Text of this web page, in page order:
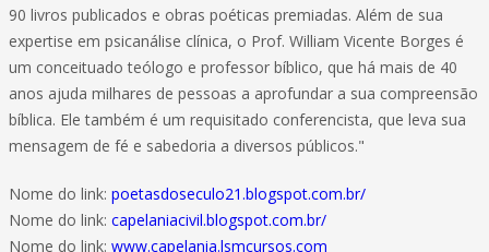
90 livros publicados e obras poéticas premiadas. Além de sua
expertise em psicanálise clínica, o Prof. William Vicente Borges é
um conceituado teólogo e professor bíblico, que há mais de 40
anos ajuda milhares de pessoas a aprofundar a sua compreensão
bíblica. Ele também é um requisitado conferencista, que leva sua
mensagem de fé e sabedoria a diversos públicos."
Nome do link: poetasdoseculo21.blogspot.com.br/
Nome do link: capelaniacivil.blogspot.com.br/
Nome do link: www.capelania.lsmcursos.com